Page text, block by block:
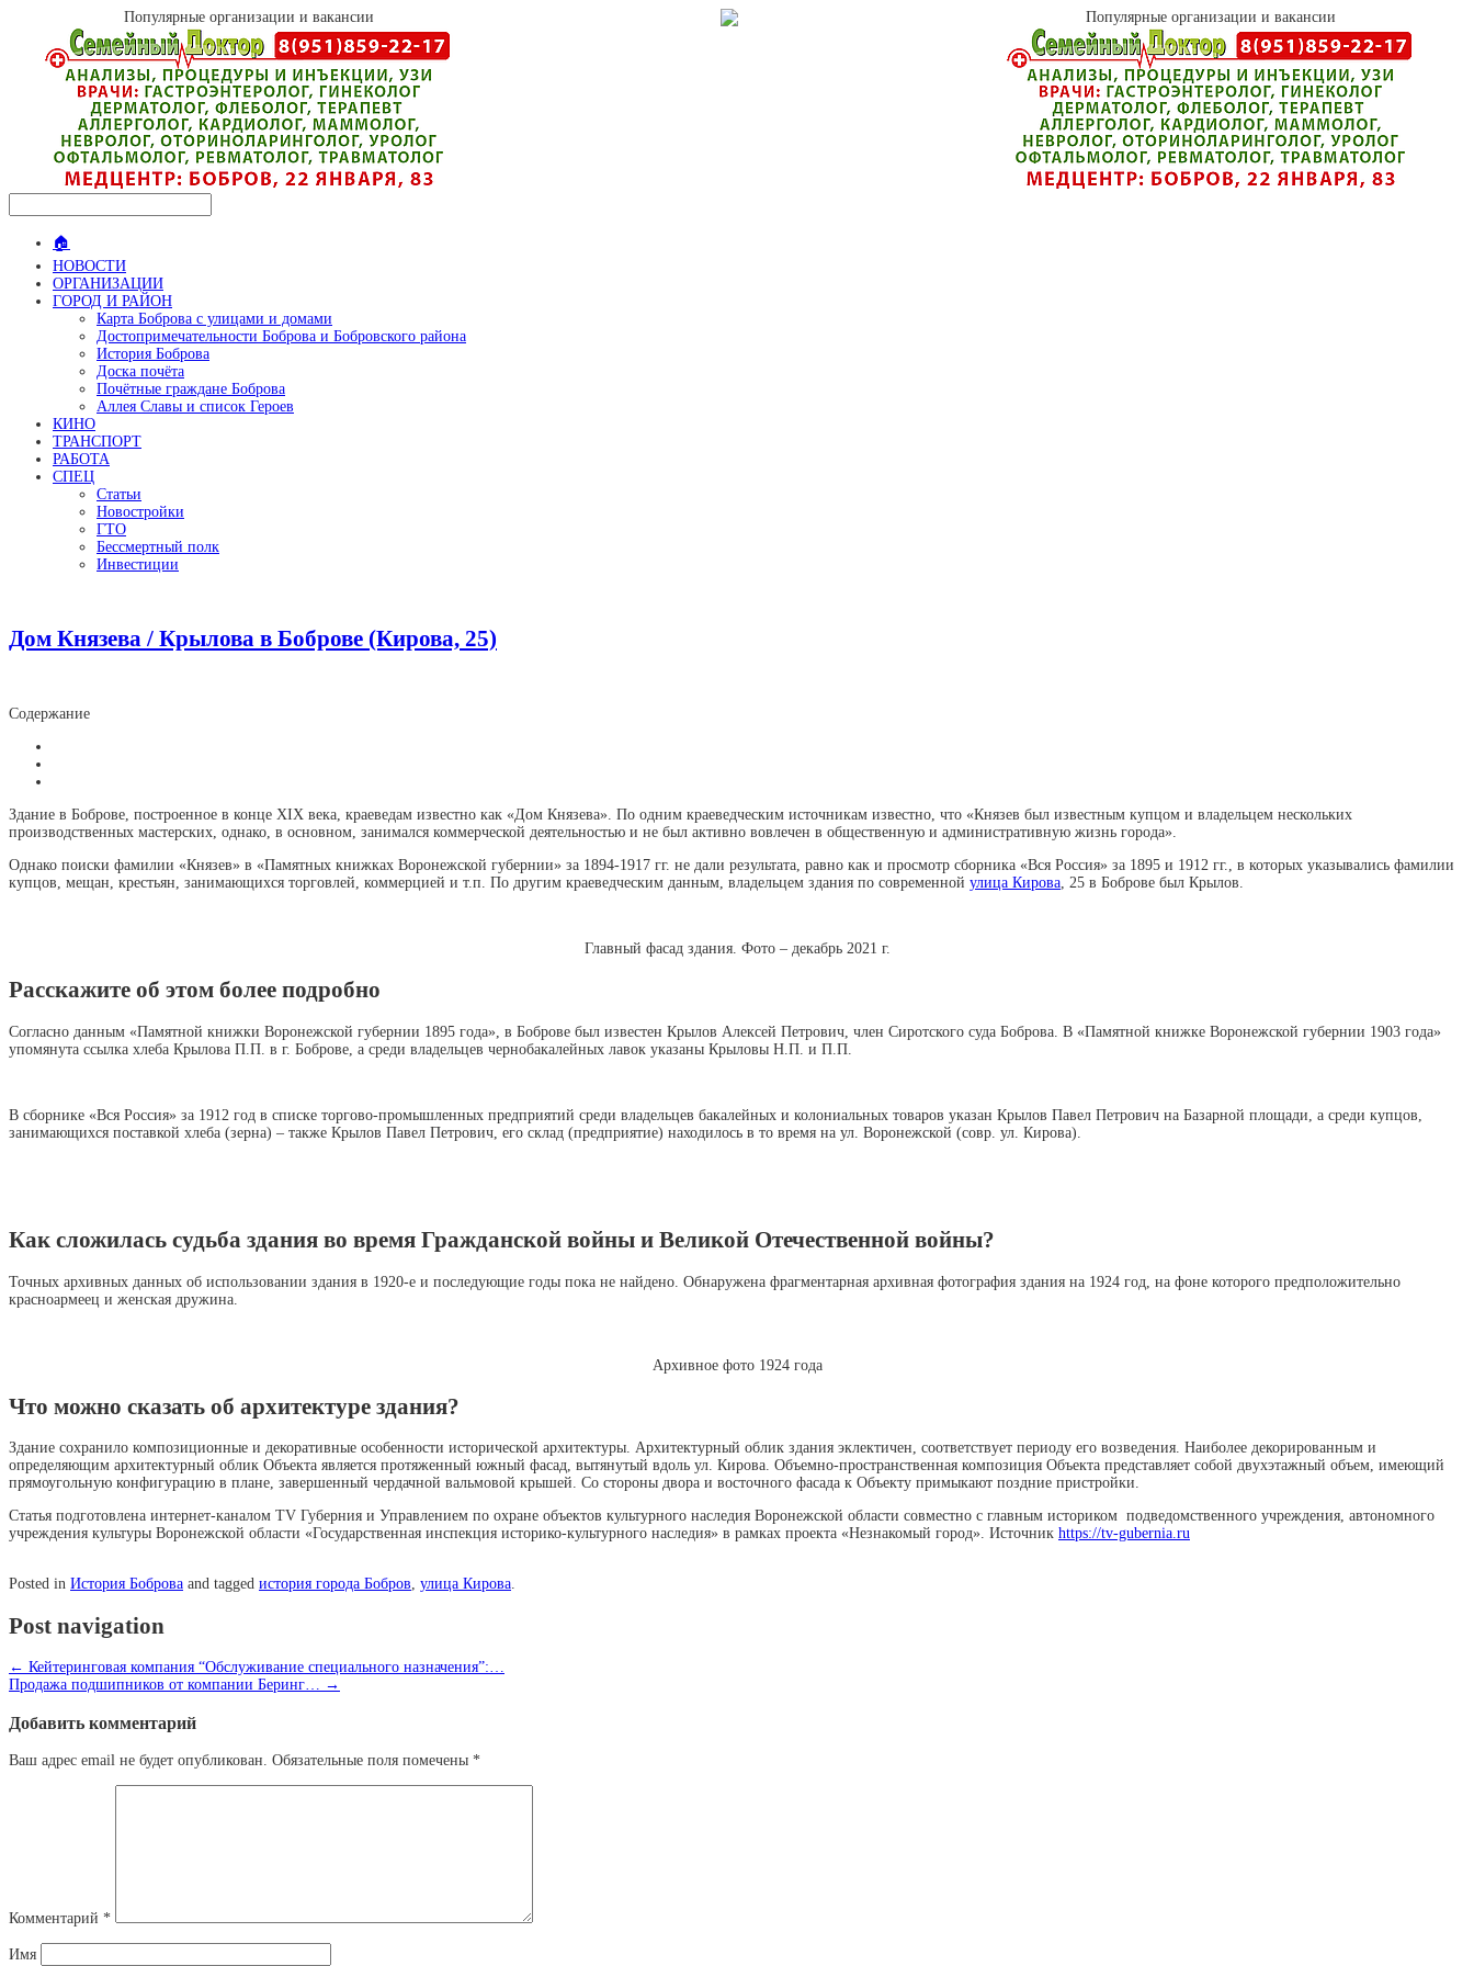
Популярные организации и вакансии Популярные организации и вакансии
🏠
НОВОСТИ
ОРГАНИЗАЦИИ
ГОРОД И РАЙОН
Карта Боброва с улицами и домами
Достопримечательности Боброва и Бобровского района
История Боброва
Доска почёта
Почётные граждане Боброва
Аллея Славы и список Героев
КИНО
ТРАНСПОРТ
РАБОТА
СПЕЦ
Статьи
Новостройки
ГТО
Бессмертный полк
Инвестиции
Дом Князева / Крылова в Боброве (Кирова, 25)
Содержание
Здание в Боброве, построенное в конце ХIХ века, краеведам известно как «Дом Князева». По одним краеведческим источникам известно, что «Князев был известным купцом и владельцем нескольких
производственных мастерских, однако, в основном, занимался коммерческой деятельностью и не был активно вовлечен в общественную и административную жизнь города».
Однако поиски фамилии «Князев» в «Памятных книжках Воронежской губернии» за 1894-1917 гг. не дали результата, равно как и просмотр сборника «Вся Россия» за 1895 и 1912 гг., в которых указывались фамилии
купцов, мещан, крестьян, занимающихся торговлей, коммерцией и т.п. По другим краеведческим данным, владельцем здания по современной улица Кирова , 25 в Боброве был Крылов.
Главный фасад здания. Фото – декабрь 2021 г.
Расскажите об этом более подробно
Согласно данным «Памятной книжки Воронежской губернии 1895 года», в Боброве был известен Крылов Алексей Петрович, член Сиротского суда Боброва. В «Памятной книжке Воронежской губернии 1903 года»
упомянута ссылка хлеба Крылова П.П. в г. Боброве, а среди владельцев чернобакалейных лавок указаны Крыловы Н.П. и П.П.
В сборнике «Вся Россия» за 1912 год в списке торгово-промышленных предприятий среди владельцев бакалейных и колониальных товаров указан Крылов Павел Петрович на Базарной площади, а среди купцов,
занимающихся поставкой хлеба (зерна) – также Крылов Павел Петрович, его склад (предприятие) находилось в то время на ул. Воронежской (совр. ул. Кирова).
Как сложилась судьба здания во время Гражданской войны и Великой Отечественной войны?
Точных архивных данных об использовании здания в 1920-е и последующие годы пока не найдено. Обнаружена фрагментарная архивная фотография здания на 1924 год, на фоне которого предположительно
красноармеец и женская дружина.
Архивное фото 1924 года
Что можно сказать об архитектуре здания?
Здание сохранило композиционные и декоративные особенности исторической архитектуры. Архитектурный облик здания эклектичен, соответствует периоду его возведения. Наиболее декорированным и
определяющим архитектурный облик Объекта является протяженный южный фасад, вытянутый вдоль ул. Кирова. Объемно-пространственная композиция Объекта представляет собой двухэтажный объем, имеющий
прямоугольную конфигурацию в плане, завершенный чердачной вальмовой крышей. Со стороны двора и восточного фасада к Объекту примыкают поздние пристройки.
Статья подготовлена интернет-каналом TV Губерния и Управлением по охране объектов культурного наследия Воронежской области совместно с главным историком подведомственного учреждения, автономного
учреждения культуры Воронежской области «Государственная инспекция историко-культурного наследия» в рамках проекта «Незнакомый город». Источник https://tv-gubernia.ru
Posted in История Боброва and tagged история города Бобров, улица Кирова.
Post navigation
← Кейтеринговая компания “Обслуживание специального назначения”:…
Продажа подшипников от компании Беринг… →
Добавить комментарий
Ваш адрес email не будет опубликован. Обязательные поля помечены *
Комментарий *
Имя